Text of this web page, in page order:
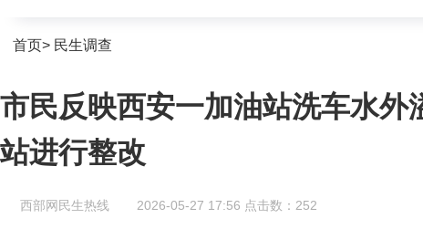
首页> 民生调查
市民反映西安一加油站洗车水
站进行整改
西部网民生热线 2026-05-27 17:56 点击数： 252